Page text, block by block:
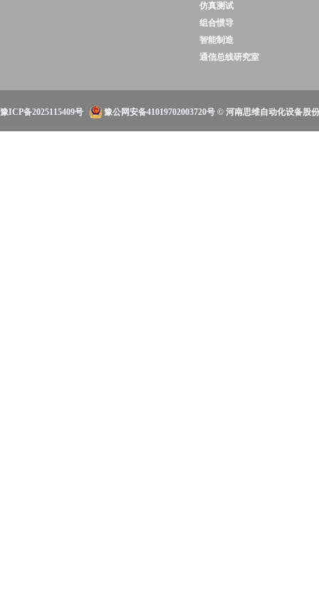
仿真测试
组合惯导
智能制造
通信总线研究室
豫ICP备2025115409号 豫公网安备41019702003720号 © 河南思维自动化设备股